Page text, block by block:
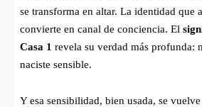
se transforma en altar. La identidad que
convierte en canal de conciencia. El
Casa 1 revela su verdad más profunda:
naciste sensible.
Y esa sensibilidad, bien usada, se